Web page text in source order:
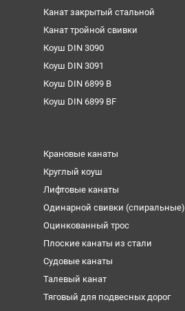
Канат закрытый стальной
Канат тройной свивки
Коуш DIN 3090
Коуш DIN 3091
Коуш DIN 6899 B
Коуш DIN 6899 BF
Крановые канаты
Круглый коуш
Лифтовые канаты
Одинарной свивки (спиральные)
Оцинкованный трос
Плоские канаты из стали
Судовые канаты
Талевый канат
Тяговый для подвесных дорог